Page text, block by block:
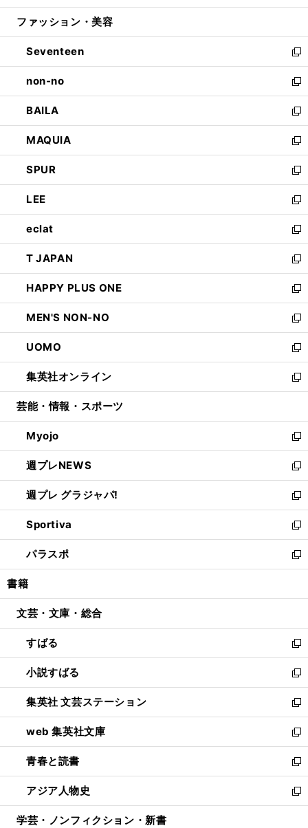
開
ウ
開
く
ン
ウ
で
開
く
ウ
ン
ド
ウ
で
開
く
ファッション・美容
Seventeen
新
し
い
ウ
ィ
ン
ド
ウ
で
開
く
non-no
新
し
い
ウ
ィ
ン
ド
ウ
で
開
く
BAILA
新
し
い
ウ
ィ
ン
ド
ウ
で
開
く
MAQUIA
新
し
い
ウ
ィ
ン
ド
ウ
で
開
く
SPUR
新
し
い
ウ
ィ
ン
ド
ウ
で
開
く
LEE
新
し
い
ウ
ィ
ン
ド
ウ
で
開
く
eclat
新
し
い
ウ
ィ
ン
ド
ウ
で
開
く
T JAPAN
新
し
い
ウ
ィ
ン
ド
ウ
で
開
HAPPY PLUS ONE
新
し
い
ウ
ィ
ン
ド
ウ
開
く
MEN'S NON-NO
新
し
い
ウ
ィ
ン
ウ
で
開
く
UOMO
新
し
い
ウ
ン
ド
ウ
で
開
く
集英社オンライン
新
し
ウ
ィ
ン
ド
ウ
で
開
く
芸能・情報・スポーツ
Myojo
新
し
い
ウ
ィ
ン
ド
ウ
で
開
週プレNEWS
新
し
い
ウ
ィ
ン
ド
ウ
開
週プレ グラジャパ!
新
し
い
ウ
ィ
ン
ウ
開
く
Sportiva
新
し
い
ウ
ン
ウ
で
開
く
パラスポ
新
し
ウ
ン
ド
ウ
で
開
く
書籍
文芸・文庫・総合
すばる
新
し
い
ウ
ィ
ン
ド
ウ
で
開
く
小説すばる
新
し
い
ウ
ィ
ン
ド
ウ
で
開
集英社 文芸ステーション
新
し
い
ウ
ィ
ン
ド
ウ
web 集英社文庫
新
し
い
ウ
ィ
ン
青春と読書
新
し
い
ウ
アジア人物史
新
し
学芸・ノンフィクション・新書